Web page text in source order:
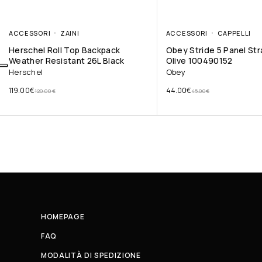
ACCESSORI ZAINI
Herschel Roll Top Backpack
Weather Resistant 26L Black
Herschel
120.00€
119.00€
ACCESSORI CAPPELLI
Obey Stride 5 Panel
Olive 100490152
Obey
45.00€
44.00€
HOMEPAGE
FAQ
MODALITÀ DI SPEDIZIONE